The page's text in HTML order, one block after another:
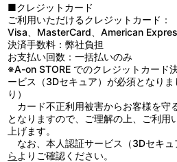
■クレジットカード
ご利用いただけるクレジットカード：
Visa、MasterCard、American
決済手数料：弊社負担
お支払い回数：一括払いのみ
※A-on STORE でのクレジットカード
ービス（3Dセキュア）が必須となり
り）
カード不正利用被害からお客様を守
となりますので、ご理解の上、ご利用
上げます。
なお、本人認証サービス（3Dセキュ
ら よりご確認ください。